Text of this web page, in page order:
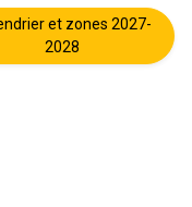
et zones 2027-
2028